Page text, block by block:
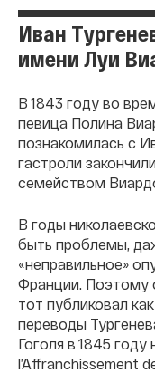
Иван
имени Луи
В 1843 году во
певица Полина
познакомилась с
гастроли
семейством
В годы
быть проблемы,
«неправильное»
Франции. Поэтому
тот публиковал
переводы
Гоголя в 1845 году
l’Affranchissement